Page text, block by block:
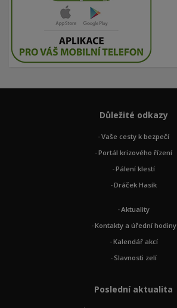
Důležité odkazy
Vaše cesty k bezpečí
Portál krizového řízení
Pálení klestí
Dráček Hasík
Aktuality
Kontakty a úřední hodiny
Kalendář akcí
Slavnosti zelí
Poslední aktualita